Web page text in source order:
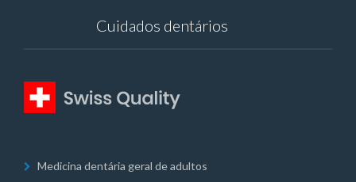
Cuidados dentários
Medicina dentária geral de adultos